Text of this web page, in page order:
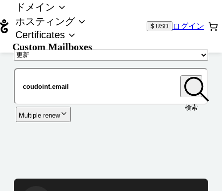
ドメイン
ホスティング
Certificates
Custom Mailboxes
$ USD ログイン
検索
Multiple renew